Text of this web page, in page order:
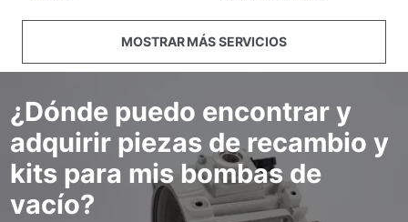
MOSTRAR MÁS SERVICIOS
¿Dónde puedo encontrar y
adquirir piezas de recambio y
kits para mis bombas de
vacío?